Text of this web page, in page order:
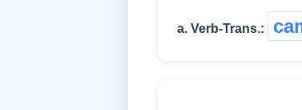
a. Verb-Trans.: